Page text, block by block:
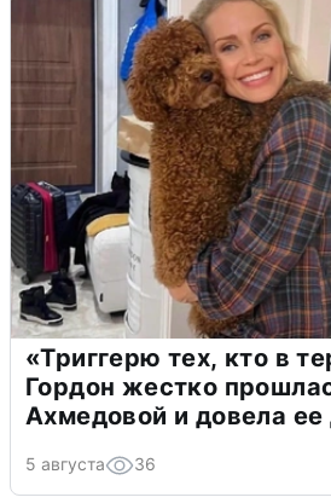
«Триггерю тех, кто в
Гордон жестко
Ахмедовой и довела ее
5 августа 36